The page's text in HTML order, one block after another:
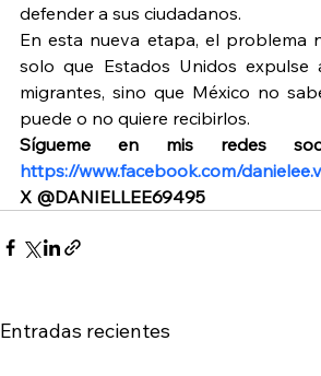
defender a sus ciudadanos.
En esta nueva etapa, el problema
solo que Estados Unidos expulse
migrantes, sino que México no
puede o no quiere recibirlos.
https://www.facebook.com/danielee.v
X @DANIELLEE69495
Entradas recientes